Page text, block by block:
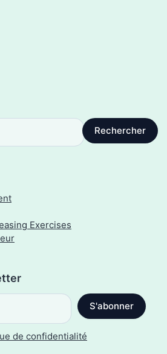
Rechercher
Exercises
de confidentialité